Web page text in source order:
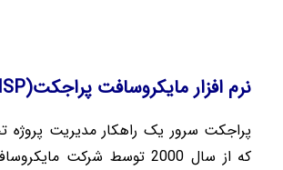
نرم افزار مایکروسافت پراجکت
پراجکت سرور یک راهکار مدیریت
که از سال 2000 توسط شرکت